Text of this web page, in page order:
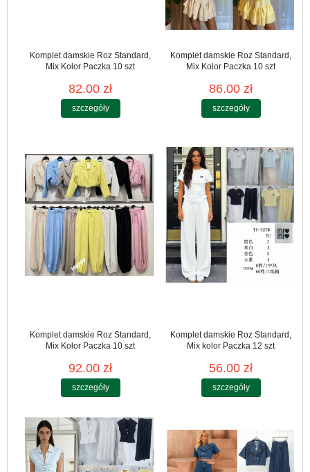
Komplet damskie Roz Standard,
Mix Kolor Paczka 10 szt
82.00 zł
szczegóły
Komplet damskie Roz Standard,
Mix Kolor Paczka 10 szt
86.00 zł
szczegóły
Komplet damskie Roz Standard,
Mix Kolor Paczka 10 szt
92.00 zł
szczegóły
Komplet damskie Roz Standard,
Mix kolor Paczka 12 szt
56.00 zł
szczegóły